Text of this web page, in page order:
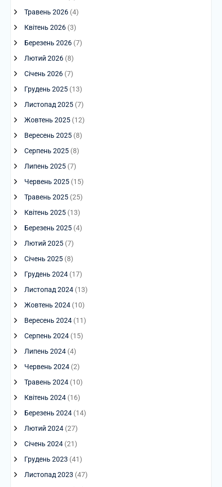
Травень 2026(4)
Квітень 2026(3)
Березень 2026(7)
Лютий 2026(8)
Січень 2026(7)
Грудень 2025(13)
Листопад 2025(7)
Жовтень 2025(12)
Вересень 2025(8)
Серпень 2025(8)
Липень 2025(7)
Червень 2025(15)
Травень 2025(25)
Квітень 2025(13)
Березень 2025(4)
Лютий 2025(7)
Січень 2025(8)
Грудень 2024(17)
Листопад 2024(13)
Жовтень 2024(10)
Вересень 2024(11)
Серпень 2024(15)
Липень 2024(4)
Червень 2024(2)
Травень 2024(10)
Квітень 2024(16)
Березень 2024(14)
Лютий 2024(27)
Січень 2024(21)
Грудень 2023 (41)
Листопад 2023 (47)